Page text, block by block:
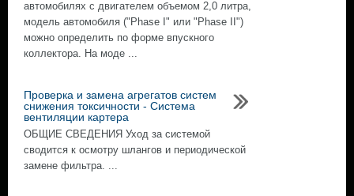
автомобилях с двигателем объемом 2,0 литра,
модель автомобиля ("Phase I" или "Phase II")
можно определить по форме впускного
коллектора. На моде ...
Проверка и замена агрегатов систем
снижения токсичности - Система
вентиляции картера
ОБЩИЕ СВЕДЕНИЯ Уход за системой
сводится к осмотру шлангов и периодической
замене фильтра. ...